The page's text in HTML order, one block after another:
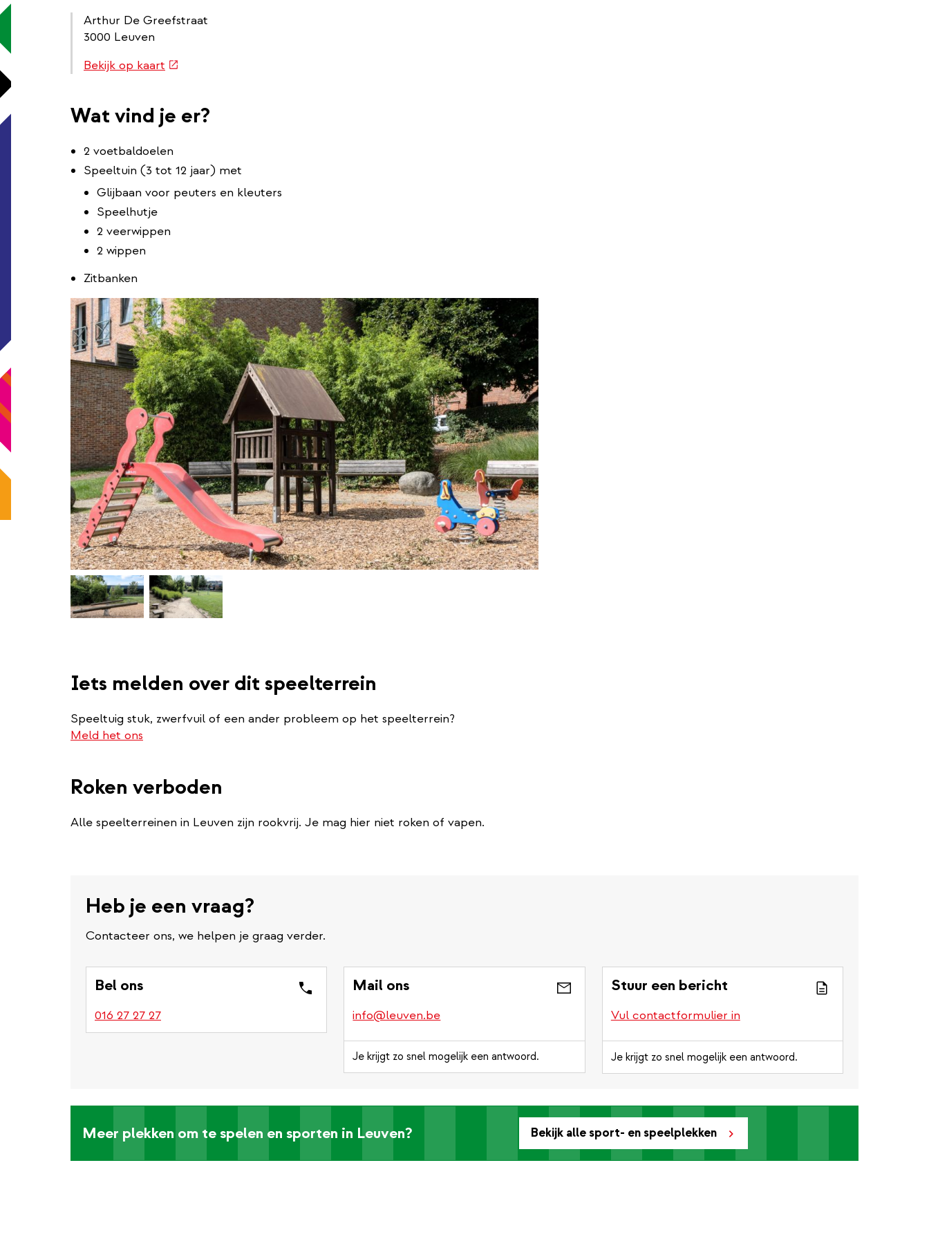
Arthur De Greefstraat
3000 Leuven
Routebeschrijving
Bekijk op kaart (externe
Wat vind je er?
2 voetbaldoelen
Speeltuin (3 tot 12 jaar) met
Glijbaan voor peuters en kleuters
Speelhutje
2 veerwippen
2 wippen
Zitbanken
Iets melden over dit speelterrein
Speeltuig stuk, zwerfvuil of een ander probleem op het speelterrein?
Meld het ons
Roken verboden
Alle speelterreinen in Leuven zijn rookvrij. Je mag hier niet roken of vapen.
Heb je een vraag?
Contacteer ons, we helpen je graag verder.
Bel ons
016 27 27 27
Mail ons
info@leuven.be
Je krijgt zo snel mogelijk een antwoord.
Stuur een bericht
Vul contactformulier in
Je krijgt zo snel mogelijk een antwoord.
Bekijk alle sport- en speelplekken
Meer plekken om te spelen en sporten in Leuven?